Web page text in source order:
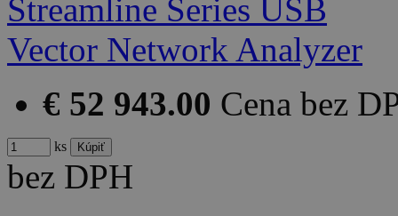
€ 52 943.00 Cena bez
ks
bez DPH